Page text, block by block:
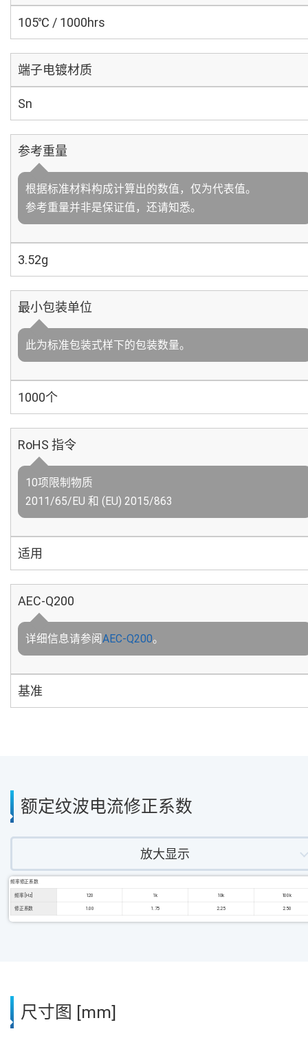
105℃ / 1000hrs
端子电镀材质
Sn
参考重量
根据标准材料构成计算出的数值，仅为代表值。
参考重量并非是保证值，还请知悉。
3.52g
最小包装单位
此为标准包装式样下的包装数量。
1000个
RoHS 指令
10项限制物质
2011/65/EU 和 (EU) 2015/863
适用
AEC-Q200
详细信息请参阅AEC-Q200。
基准
额定纹波电流修正系数
放大显示
频率修正系数
频率 [Hz] 120 1k 10k 100k
修正系数 1.00 1.75 2.25 2.50
尺寸图 [mm]